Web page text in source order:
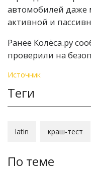
автомобилей даже
активной и
Ранее Колёса.ру
проверили на
Источник
Теги
latin краш-тест
По теме